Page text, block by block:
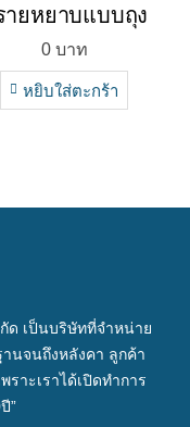
ายหยาบแบบถุง
0 บาท
หยิบใส่ตะกร้า
ด เป็นบริษัทที่จำหน่าย
นจนถึงหลังคา ลูกค้า
ราะเราได้เปิดทำการ
”